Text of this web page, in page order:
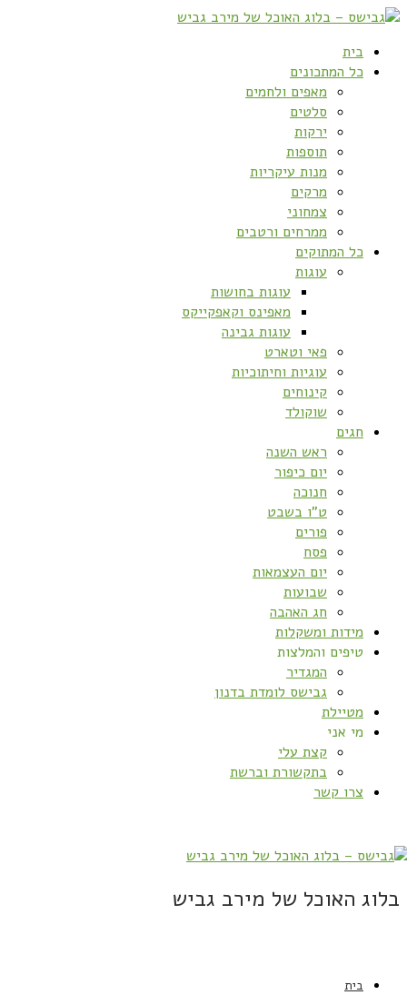
בית
כל המתכונים
מאפים ולחמים
סלטים
ירקות
תוספות
מנות עיקריות
מרקים
צמחוני
ממרחים ורטבים
כל המתוקים
עוגות
עוגות בחושות
מאפינס וקאפקייקס
עוגות גבינה
פאי וטארט
עוגיות וחיתוכיות
קינוחים
שוקולד
חגים
ראש השנה
יום כיפור
חנוכה
ט”ו בשבט
פורים
פסח
יום העצמאות
שבועות
חג האהבה
מידות ומשקלות
טיפים והמלצות
המגדיר
גבישס לומדת בדנון
מטיילת
מי אני
קצת עלי
בתקשורת וברשת
צרו קשר
בלוג האוכל של מירב גביש
בית